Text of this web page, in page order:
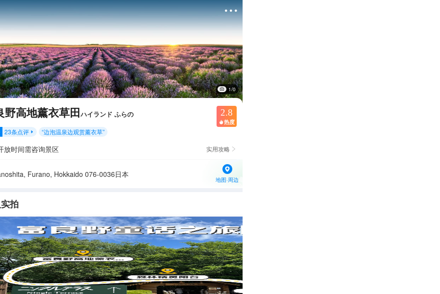

1/0
野高地薰衣草田ハイランド ふらの 2.8
 热度
23条点评  “边泡温泉边观赏薰衣草”
放时间需咨询景区 实用攻略 
Furano, Hokkaido 076-0036日本
地图·周边
拍